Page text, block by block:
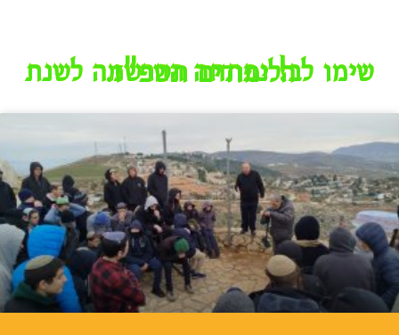
שימו לב! נפתחה ההרשמה לשנת הלימודים תשפ"ז.